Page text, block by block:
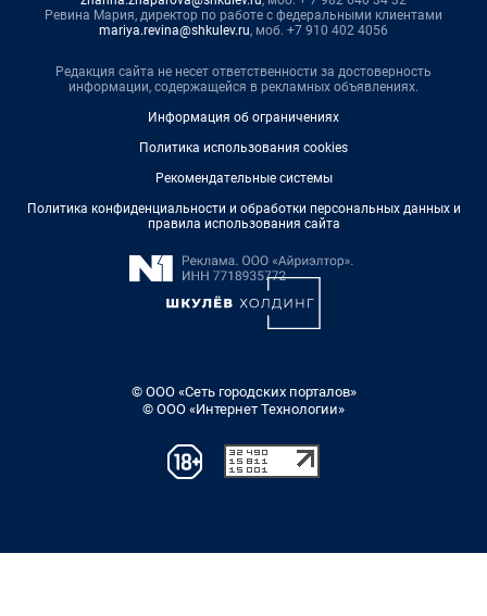
Ревина Мария, директор по работе с федеральными клиентами
mariya.revina@shkulev.ru, моб. +7 910 402 4056
Редакция сайта не несет ответственности за достоверность
информации, содержащейся в рекламных объявлениях.
Информация об ограничениях
Политика использования cookies
Рекомендательные системы
Политика конфиденциальности и обработки персональных данных и
правила использования сайта
© ООО «Сеть городских порталов»
© ООО «Интернет Технологии»